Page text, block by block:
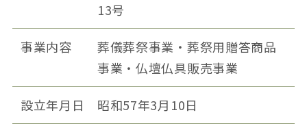
13号
事業内容
葬儀葬祭事業・葬祭用贈答商品
事業・仏壇仏具販売事業
設立年月日 昭和57年3月10日